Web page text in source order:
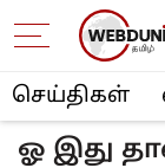
செய்திகள்
ஓ இது